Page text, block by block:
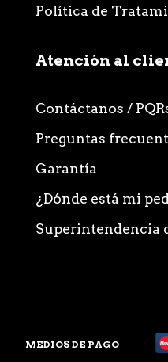
Política de
Atención al
Contáctanos /
Preguntas
Garantía
¿Dónde está mi
Superintendencia
MEDIOS DE PAGO